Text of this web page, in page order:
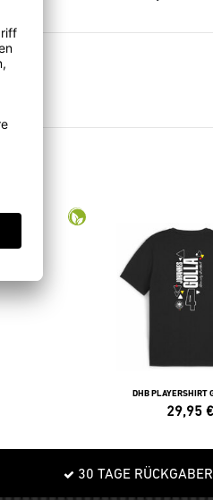
DHB PLAYERSHIRT
29,95 €
30 TAGE